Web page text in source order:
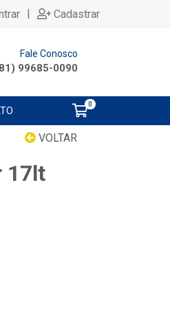
| Cadastrar
Fale Conosco
99685-0090
0
VOLTAR
17lt